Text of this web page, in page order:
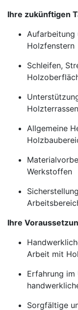
Ihre zukünftigen
Aufarbeitung
Holzfenstern
Schleifen,
Holzterrassen
Allgemeine
Werkstoffen
Ihre
Arbeit mit
Erfahrung
Sorgfältige